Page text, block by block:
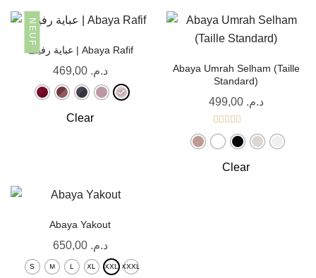
NEUF
عباية رفيف | Abaya Rafif
د.م. 469,00
Clear
Abaya Umrah Selham (Taille
Standard)
د.م. 499,00
Note5.00
sur 5
Clear
Abaya Yakout
د.م. 650,00
S M L XL XXL XXXL